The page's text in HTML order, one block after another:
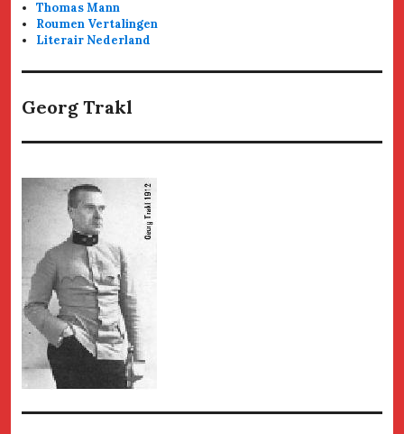
Thomas Mann
Roumen Vertalingen
Literair Nederland
Georg Trakl